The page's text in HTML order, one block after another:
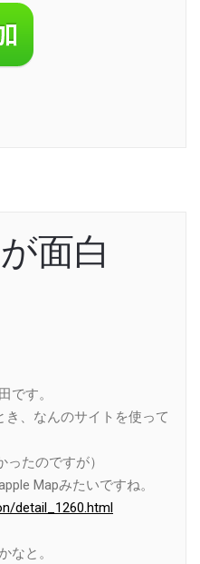
面白
です。
き、なんのサイトを使って
ったのですが）
Mapみたいですね。
detail_1260.html
なと。